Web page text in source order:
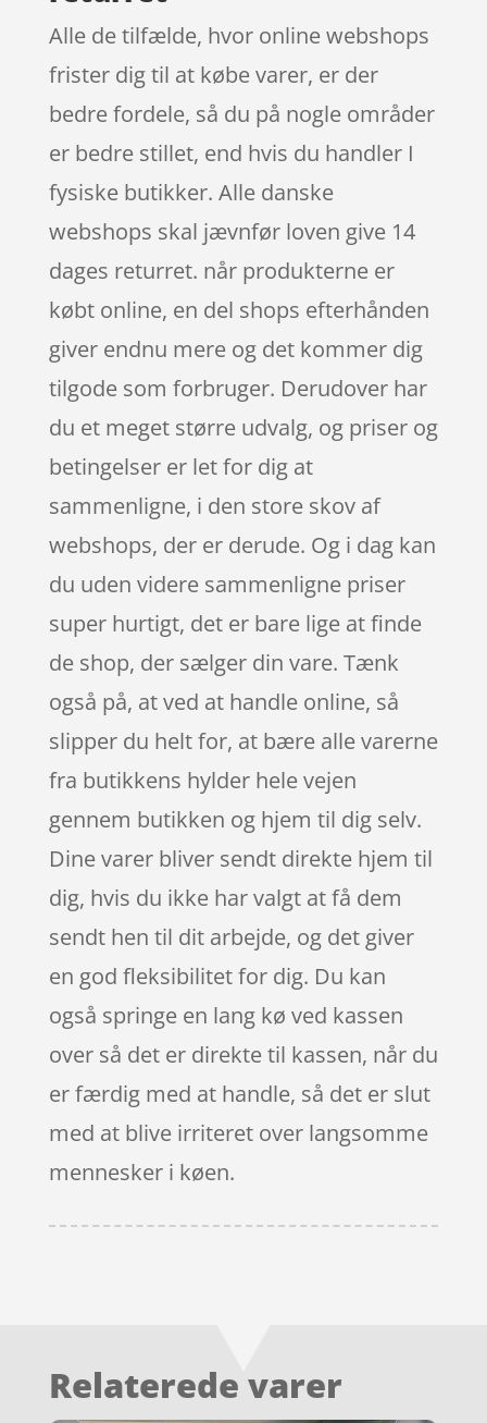
Alle de tilfælde, hvor online webshops
frister dig til at købe varer, er der
bedre fordele, så du på nogle områder
er bedre stillet, end hvis du handler I
fysiske butikker. Alle danske
webshops skal jævnfør loven give 14
dages returret. når produkterne er
købt online, en del shops efterhånden
giver endnu mere og det kommer dig
tilgode som forbruger. Derudover har
du et meget større udvalg, og priser og
betingelser er let for dig at
sammenligne, i den store skov af
webshops, der er derude. Og i dag kan
du uden videre sammenligne priser
super hurtigt, det er bare lige at finde
de shop, der sælger din vare. Tænk
også på, at ved at handle online, så
slipper du helt for, at bære alle varerne
fra butikkens hylder hele vejen
gennem butikken og hjem til dig selv.
Dine varer bliver sendt direkte hjem til
dig, hvis du ikke har valgt at få dem
sendt hen til dit arbejde, og det giver
en god fleksibilitet for dig. Du kan
også springe en lang kø ved kassen
over så det er direkte til kassen, når du
er færdig med at handle, så det er slut
med at blive irriteret over langsomme
mennesker i køen.
Relaterede varer